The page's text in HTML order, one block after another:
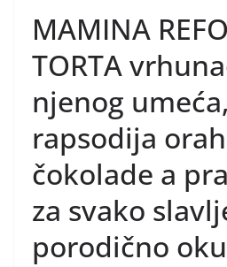
MAMINA
TORTA
njenog
rapsodija
čokolade a
za svako
porodično